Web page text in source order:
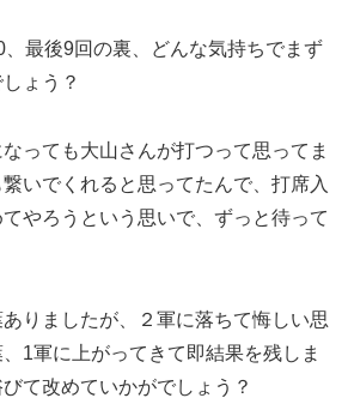
、最後9回の裏、どんな気持ちでまず
ょう？
なっても大山さんが打つって思ってま
いでくれると思ってたんで、打席入
やろうという思いで、ずっと待って
りましたが、２軍に落ちて悔しい思
1軍に上がってきて即結果を残しま
て改めていかがでしょう？